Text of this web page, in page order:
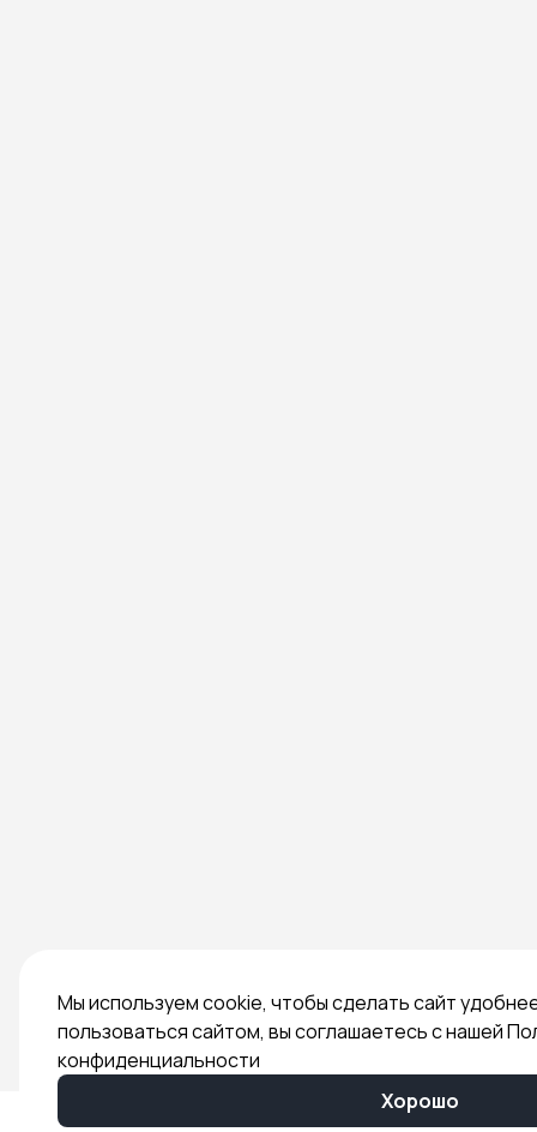
Мы используем cookie, чтобы сделать сайт
пользоваться сайтом, вы соглашаетесь с нашей
конфиденциальности
Хорошо